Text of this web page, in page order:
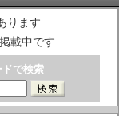
ります
載中です
で検索